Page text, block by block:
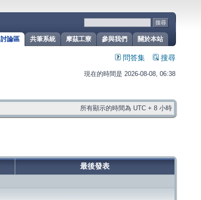
關於本站
參與我們
摩茲工寮
共筆系統
討論區
問答集 搜尋
現在的時間是 2026-08-08, 06:38
所有顯示的時間為 UTC + 8 小時
最後發表